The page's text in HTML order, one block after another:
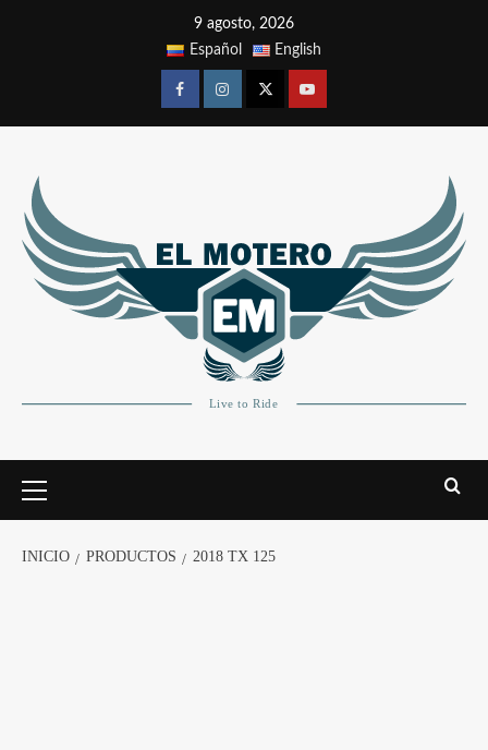
9 agosto, 2026
Español
English
INICIO PRODUCTOS 2018 TX 125